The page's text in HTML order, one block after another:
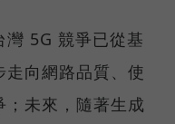
灣 5G 競爭已從基
向網路品質、使
未來，隨著生成